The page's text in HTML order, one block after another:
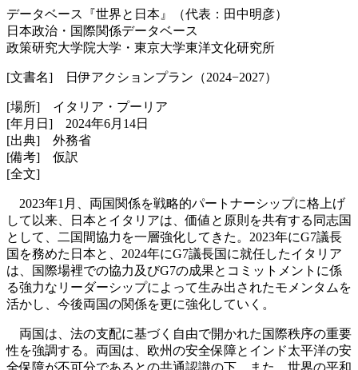
データベース『世界と日本』（代表：田中明彦）
日本政治・国際関係データベース
政策研究大学院大学・東京大学東洋文化研究所
[文書名] 日伊アクションプラン（2024−2027）
[場所] イタリア・プーリア
[年月日] 2024年6月14日
[出典] 外務省
[備考] 仮訳
[全文]
2023年1月、両国関係を戦略的パートナーシップに格上げ
して以来、日本とイタリアは、価値と原則を共有する同志国
として、二国間協力を一層強化してきた。2023年にG7議長
国を務めた日本と、2024年にG7議長国に就任したイタリア
は、国際場裡での協力及びG7の成果とコミットメントに係
る強力なリーダーシップによって生み出されたモメンタムを
活かし、今後両国の関係を更に強化していく。
両国は、法の支配に基づく自由で開かれた国際秩序の重要
性を強調する。両国は、欧州の安全保障とインド太平洋の安
全保障が不可分であるとの共通認識の下、また、世界の平和